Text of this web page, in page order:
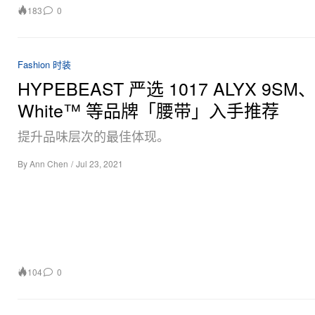
183 0
Fashion 时装
HYPEBEAST 严选 1017 ALYX 9SM
White™ 等品牌「腰带」入手推荐
提升品味层次的最佳体现。
ByAnn Chen / Jul 23, 2021
104 0